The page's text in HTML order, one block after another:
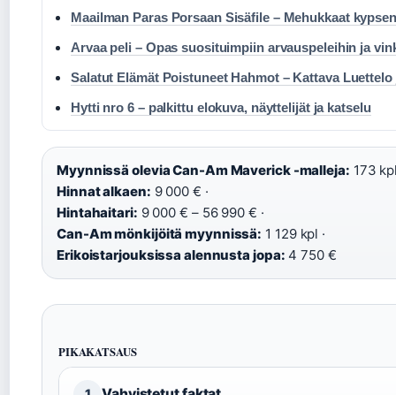
Maailman Paras Porsaan Sisäfile – Mehukkaat
Arvaa peli – Opas suosituimpiin arvauspeleihin ja
Salatut Elämät Poistuneet Hahmot – Kattava Luettelo
Hytti nro 6 – palkittu elokuva, näyttelijät ja katselu
Myynnissä olevia Can-Am Maverick -malleja: 173
Hinnat alkaen: 9 000 € ·
Hintahaitari: 9 000 € – 56 990 € ·
Can-Am mönkijöitä myynnissä: 1 129 kpl ·
Erikoistarjouksissa alennusta jopa: 4 750 €
PIKAKATSAUS